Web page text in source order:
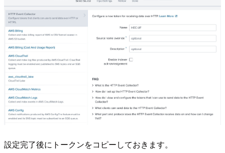
設定完了後にトークンをコピーしておきます。